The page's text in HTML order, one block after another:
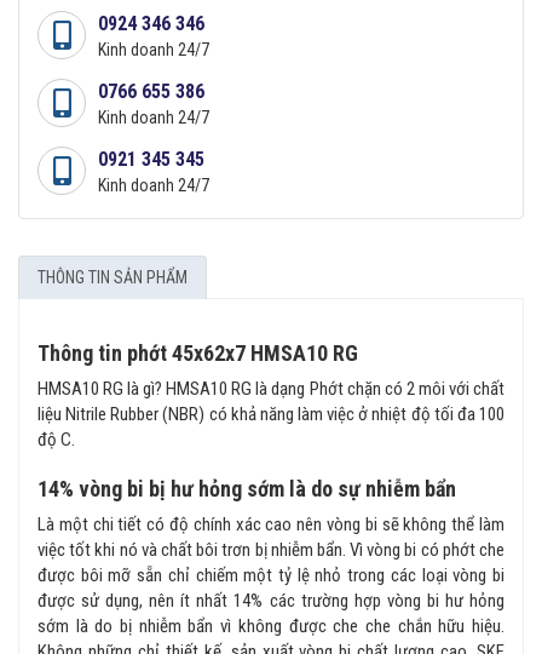
0924 346 346
Kinh doanh 24/7
0766 655 386
Kinh doanh 24/7
0921 345 345
Kinh doanh 24/7
THÔNG TIN SẢN PHẨM
Thông tin phớt 45x62x7 HMSA10 RG
HMSA10 RG là gì? HMSA10 RG là dạng Phớt chặn có 2 môi với chất
liệu Nitrile Rubber (NBR) có khả năng làm việc ở nhiệt độ tối đa 100
độ C.
14% vòng bi bị hư hỏng sớm là do sự nhiễm bẩn
Là một chi tiết có độ chính xác cao nên vòng bi sẽ không thể làm
việc tốt khi nó và chất bôi trơn bị nhiễm bẩn. Vì vòng bi có phớt che
được bôi mỡ sẵn chỉ chiếm một tỷ lệ nhỏ trong các loại vòng bi
được sử dụng, nên ít nhất 14% các trường hợp vòng bi hư hỏng
sớm là do bị nhiễm bẩn vì không được che che chắn hữu hiệu.